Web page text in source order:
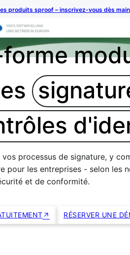
produits sproof – inscrivez-vous dès
vos processus de signature, y
pour les entreprises - selon les
et de conformité.
RÉSERVER UNE